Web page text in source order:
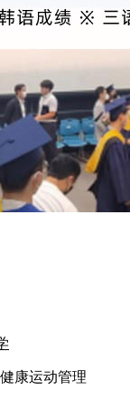
康运动管理